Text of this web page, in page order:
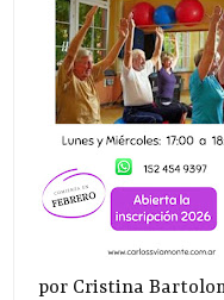
por Cristina